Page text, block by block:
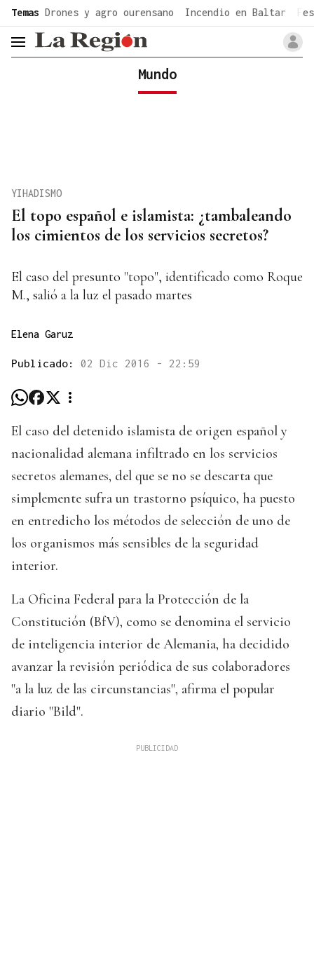
Temas Drones y agro ourensano Incendio en Baltar
header.menu.open
Mundo
El topo español e islamista: ¿tambaleando
los cimientos de los servicios secretos?
YIHADISMO
El caso del presunto "topo", identificado como Roque
M., salió a la luz el pasado martes
Elena Garuz
Publicado: 02 Dic 2016 - 22:59
El caso del detenido islamista de origen español y
nacionalidad alemana infiltrado en los servicios
secretos alemanes, del que se no se descarta que
simplemente sufra un trastorno psíquico, ha puesto
en entredicho los métodos de selección de uno de
los organismos más sensibles de la seguridad
interior.
La Oficina Federal para la Protección de la
Constitución (BfV), como se denomina el servicio
de inteligencia interior de Alemania, ha decidido
avanzar la revisión periódica de sus colaboradores
"a la luz de las circunstancias", afirma el popular
diario "Bild".